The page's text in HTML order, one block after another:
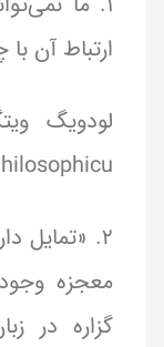
ارتباط آن
2. «تمایل
معجزه
گزاره در